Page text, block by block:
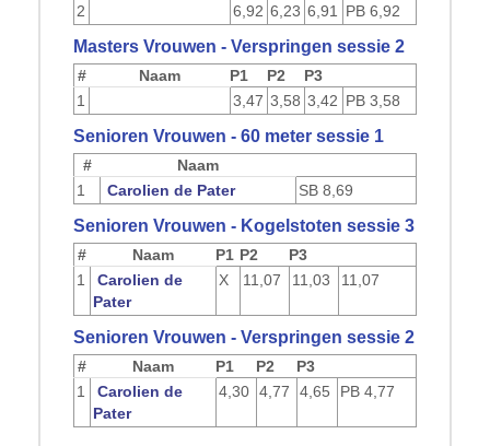
2
6,92 6,23 6,91 PB 6,92
Masters Vrouwen - Verspringen sessie 2
# Naam P1 P2
P3
1
3,47 3,58 3,42 PB 3,58
Senioren Vrouwen - 60 meter sessie 1
#
Naam
1
Carolien de Pater SB 8,69
Senioren Vrouwen - Kogelstoten sessie 3
# Naam P1 P2
P3
1
Carolien de
Pater
X 11,07 11,03 11,07
Senioren Vrouwen - Verspringen sessie 2
# Naam P1 P2
P3
1
Carolien de
Pater
4,30 4,77 4,65 PB 4,77